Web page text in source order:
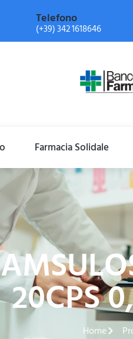
Telefono
(+39) 342 1618646
Farmacia Solidale
20CPS
Home